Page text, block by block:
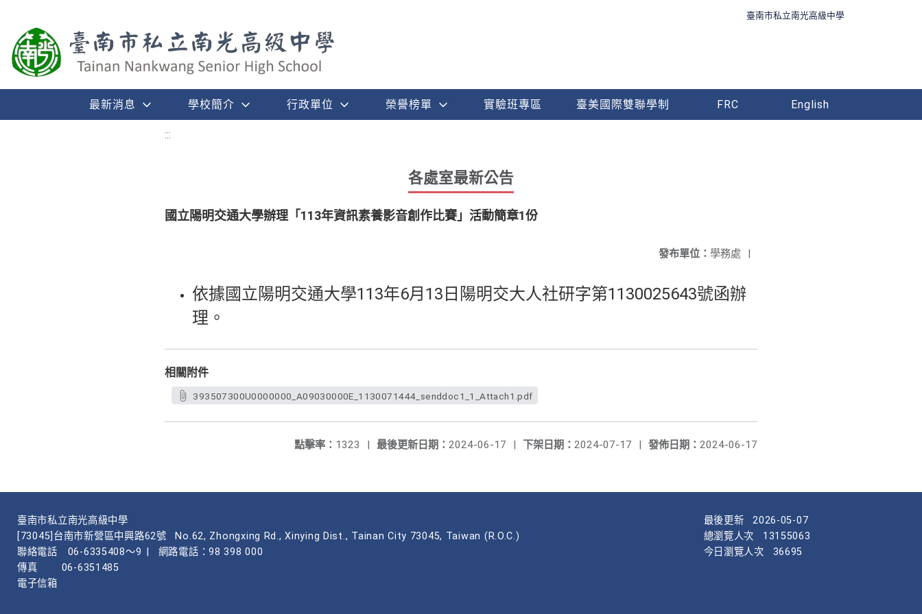
臺南市私立南光高級中學
最新消息 學校簡介 行政單位 榮譽榜單 實驗班專區 臺美國際雙聯學制 FRC English
:::
各處室最新公告
國立陽明交通大學辦理「113年資訊素養影音創作比賽」活動簡章1份
發布單位： 學務處 |
依據國立陽明交通大學113年6月13日陽明交大人社研字第1130025643號函辦
理。
相關附件
393507300U0000000_A09030000E_1130071444_senddoc1_1_Attach1.pdf
發佈日期： 2024-06-17
下架日期： 2024-07-17 |
最後更新日期： 2024-06-17 |
點擊率： 1323 |
臺南市私立南光高級中學
[73045]台南市新營區中興路62號
No.62, Zhongxing Rd., Xinying Dist., Tainan City 73045, Taiwan (R.O.C.)
聯絡電話
06-6335408～9
網路電話：98 398 000
傳真
06-6351485
電子信箱
最後更新
2026-05-07
總瀏覽人次
13155063
今日瀏覽人次
36695